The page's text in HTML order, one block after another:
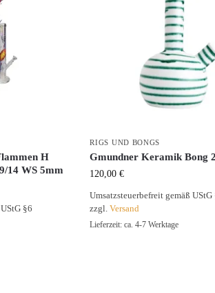
H
14 WS 5mm
§6
RIGS UND BONGS
Gmundner Keramik Bong
120,00€
Umsatzsteuerbefreit gemäß UStG
zzgl.Versand
Lieferzeit: ca. 4-7 Werktage